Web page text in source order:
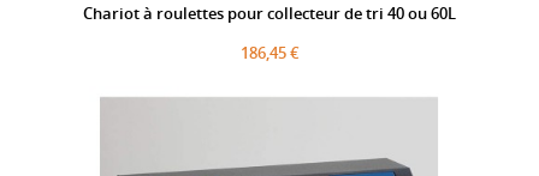
Chariot à roulettes pour collecteur de tri 40 ou 60L
186,45 €